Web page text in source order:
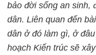
bảo đời sống an sinh,
dân. Liên quan đến
dân ở đó làm gì, ở
hoạch Kiến trúc sẽ